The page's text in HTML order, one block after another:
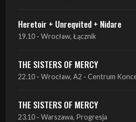
Heretoir + Unreqvited + Nidare
19.10 - Wrocław, Łącznik
THE SISTERS OF MERCY
22.10 - Wrocław, A2 - Centrum
THE SISTERS OF MERCY
23.10 - Warszawa, Progresja